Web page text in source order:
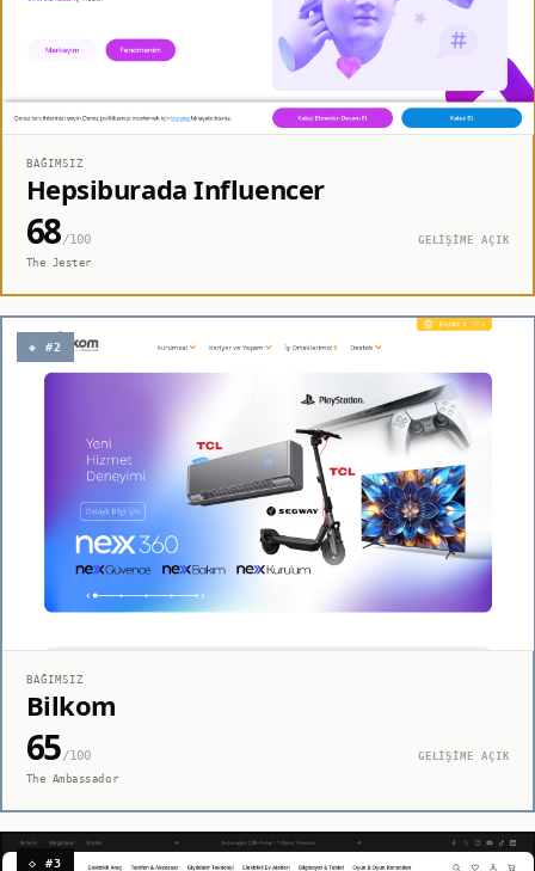
BAĞIMSIZ
Hepsiburada Influencer
68/100
GELİŞİME AÇIK
The Jester
◈ #2
BAĞIMSIZ
Bilkom
65/100
GELİŞİME AÇIK
The Ambassador
◇ #3